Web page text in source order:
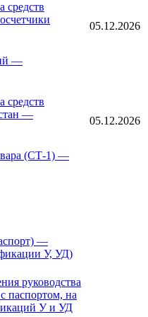
средств
05.12.2026
—
средств
—
05.12.2026
(СТ-1) —
—
У, УД)
руководства
паспортом, на
У и УД